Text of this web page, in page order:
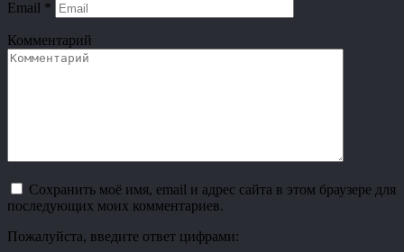
Email *
Комментарий
Сохранить моё имя, email и адрес сайта в этом браузере для
последующих моих комментариев.
Пожалуйста, введите ответ цифрами: